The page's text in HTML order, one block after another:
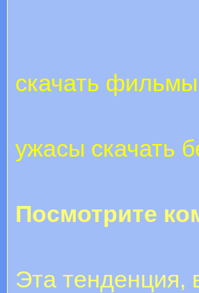
скачать
ужасы скачать
Посмотрите
Эта тенденция,